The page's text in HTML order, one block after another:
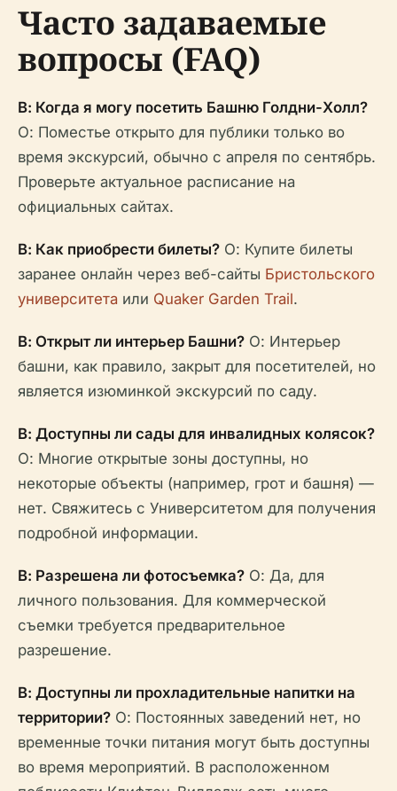
Часто задаваемые
вопросы (FAQ)
В: Когда я могу посетить Башню Голдни-Холл?
О: Поместье открыто для публики только во
время экскурсий, обычно с апреля по сентябрь.
Проверьте актуальное расписание на
официальных сайтах.
В: Как приобрести билеты? О: Купите билеты
заранее онлайн через веб-сайты Бристольского
университета или Quaker Garden Trail.
В: Открыт ли интерьер Башни? О: Интерьер
башни, как правило, закрыт для посетителей, но
является изюминкой экскурсий по саду.
В: Доступны ли сады для инвалидных колясок?
О: Многие открытые зоны доступны, но
некоторые объекты (например, грот и башня) —
нет. Свяжитесь с Университетом для получения
подробной информации.
В: Разрешена ли фотосъемка? О: Да, для
личного пользования. Для коммерческой
съемки требуется предварительное
разрешение.
В: Доступны ли прохладительные напитки на
территории? О: Постоянных заведений нет, но
временные точки питания могут быть доступны
во время мероприятий. В расположенном